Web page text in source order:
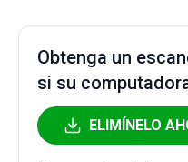
Obtenga un
si su
ELIMÍNELO